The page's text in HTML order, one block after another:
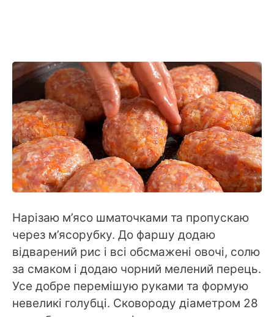
Нарізаю м’ясо шматочками та пропускаю
через м’ясорубку. До фаршу додаю
відварений рис і всі обсмажені овочі, солю
за смаком і додаю чорний мелений перець.
Усе добре перемішую руками та формую
невеликі голубці. Сковороду діаметром 28